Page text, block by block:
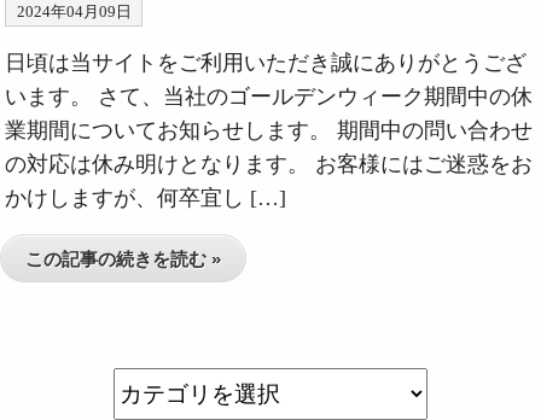
2024年04月09日
日頃は当サイトをご利用いただき誠にありがとうござ
います。 さて、当社のゴールデンウィーク期間中の休
業期間についてお知らせします。 期間中の問い合わせ
の対応は休み明けとなります。 お客様にはご迷惑をお
かけしますが、何卒宜し […]
この記事の続きを読む »